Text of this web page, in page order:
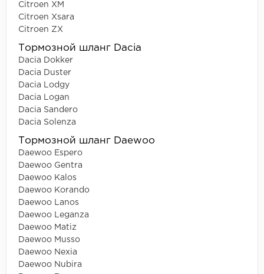
Citroen XM
Citroen Xsara
Citroen ZX
Тормозной шланг Dacia
Dacia Dokker
Dacia Duster
Dacia Lodgy
Dacia Logan
Dacia Sandero
Dacia Solenza
Тормозной шланг Daewoo
Daewoo Espero
Daewoo Gentra
Daewoo Kalos
Daewoo Korando
Daewoo Lanos
Daewoo Leganza
Daewoo Matiz
Daewoo Musso
Daewoo Nexia
Daewoo Nubira